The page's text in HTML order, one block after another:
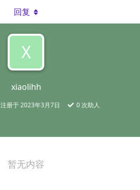
X
xiaolihh
注册于2023年3月7日 0 次助人
回复
暂无内容